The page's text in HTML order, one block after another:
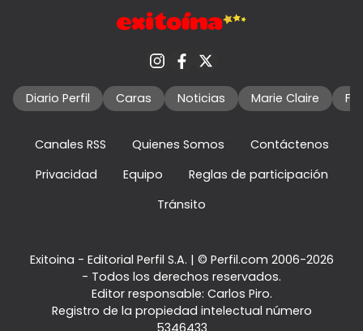
Diario Perfil Caras Noticias Marie Claire
Canales RSS Quienes Somos
Contáctenos
Privacidad
Equipo
Reglas de participación
Tránsito
Exitoina - Editorial Perfil S.A. | © Perfil.com 2006-2026
- Todos los derechos reservados.
Editor responsable: Carlos Piro.
Registro de la propiedad intelectual número
5346433